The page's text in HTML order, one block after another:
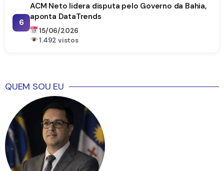
6
ACM Neto lidera disputa pelo Governo da Bahia,
aponta DataTrends
15/06/2026
1.492 vistos
QUEM SOU EU